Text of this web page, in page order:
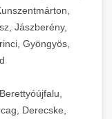
Jászberény,
Gyöngyös,
Derecske,